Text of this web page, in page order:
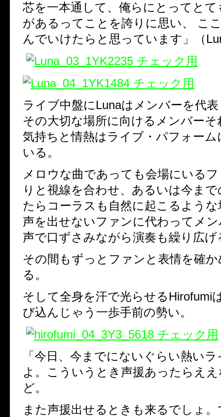
芯を一本通して、俺らにとってとて
があるってことを誇りに思い、 こ
んでいけたらと思っています」（
ライブ中盤にLunaはメンバーを代
その大切な場所に向けるメンバー
気持ちと情熱はライブ・パフォー
いる。
メロウな曲であっても会場にいる
りと視線を合わせ、あるいは今ま
たらコーラスも自然に起こるよう
声を出せないファンに代わってメ
声で口ずさみながら演奏も繰り広げ
その間もずっとファンと表情を確
る。
そして全身を汗で光らせるHirofumi
び込んじゃう一歩手前の勢い。
「今日、今までにないぐらい熱い
よ。こういうとき声援あったらえ
ど。
また声援出せるときも来るでしょ